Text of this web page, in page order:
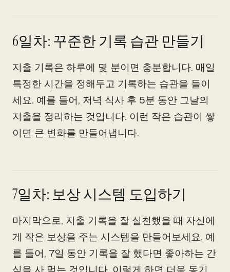
6일차: 꾸준한 기록 습관 만들기
지출 기록은 하루에 몇 분이면 충분합니다. 매일
특정한 시간을 정해두고 기록하는 습관을 들이
세요. 예를 들어, 저녁 식사 후 5분 동안 그날의
지출을 정리하는 것입니다. 이런 작은 습관이 쌓
이면 큰 변화를 만들어냅니다.
7일차: 보상 시스템 도입하기
마지막으로, 지출 기록을 잘 실천했을 때 자신에
게 작은 보상을 주는 시스템을 만들어보세요. 예
를 들어, 7일 동안 기록을 잘 했다면 좋아하는 간